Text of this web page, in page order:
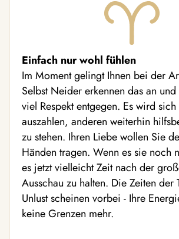
Einfach nur wohl fühlen
Im Moment gelingt Ihnen bei der
Selbst Neider erkennen das an
viel Respekt entgegen. Es wird
auszahlen, anderen weiterhin
zu stehen. Ihren Liebe wollen Sie
Händen tragen. Wenn es sie noch
es jetzt vielleicht Zeit nach der
Ausschau zu halten. Die Zeiten der
Unlust scheinen vorbei - Ihre
keine Grenzen mehr.